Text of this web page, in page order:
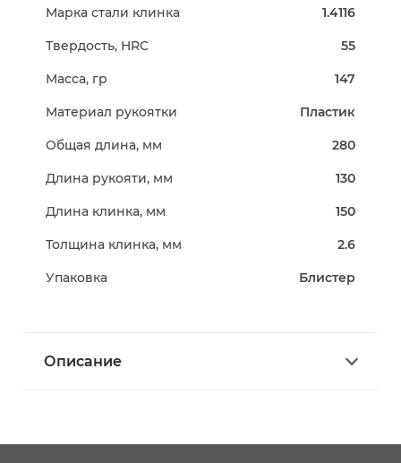
Марка стали клинка 1.4116
Твердость, HRC 55
Масса, гр 147
Материал рукоятки Пластик
Общая длина, мм 280
Длина рукояти, мм 130
Длина клинка, мм 150
Толщина клинка, мм 2.6
Упаковка Блистер
Описание